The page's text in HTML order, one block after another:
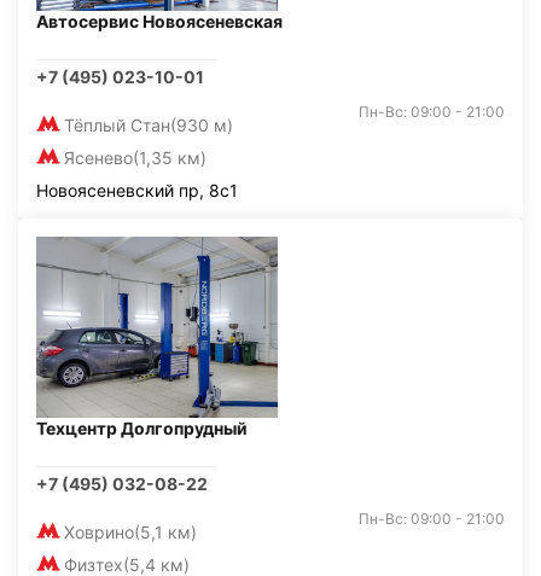
Автосервис Новоясеневская
+7 (495) 023-10-01
Тёплый Стан(930 м)
Ясенево(1,35 км)
Пн-Вс: 09:00 - 21:00
Новоясеневский пр, 8с1
Техцентр Долгопрудный
+7 (495) 032-08-22
Ховрино(5,1 км)
Физтех(5,4 км)
Пн-Вс: 09:00 - 21:00